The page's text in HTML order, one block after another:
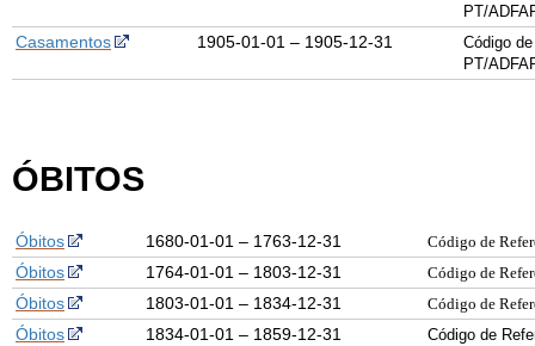
PT/
Casamentos 1905-01-01 – 1905-12-31
Código
PT/
ÓBITOS
Óbitos 1680-01-01 – 1763-12-31 Código de
Óbitos 1764-01-01 – 1803-12-31 Código de
Óbitos 1803-01-01 – 1834-12-31 Código de
Óbitos 1834-01-01 – 1859-12-31
Código de